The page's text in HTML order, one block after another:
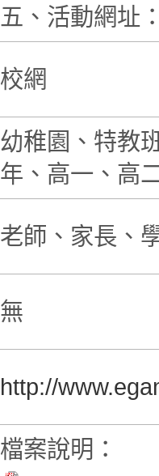
五、活動網址
校網
幼稚園、特教
年、高一、高
老師、家長、
無
http://
檔案說明：